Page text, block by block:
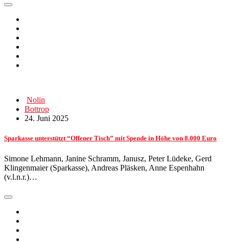
Nolin
Bottrop
24. Juni 2025
Sparkasse unterstützt “Offener Tisch” mit Spende in Höhe von 8.000 Euro
Simone Lehmann, Janine Schramm, Janusz, Peter Lüdeke, Gerd
Klingenmaier (Sparkasse), Andreas Pläsken, Anne Espenhahn
(v.l.n.r.)…